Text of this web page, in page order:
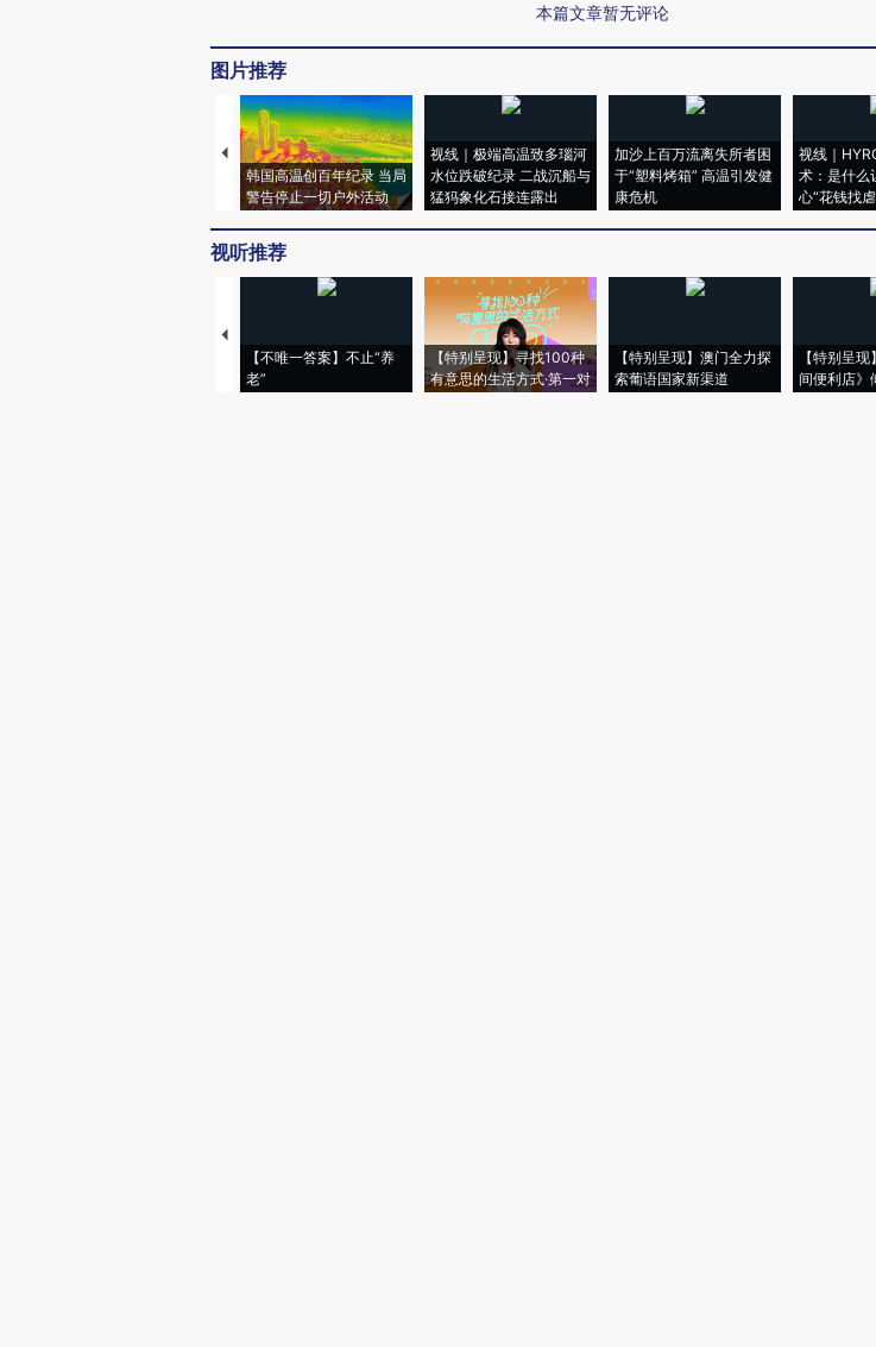
本篇文章暂无评论
图片推荐
韩国高温创百年纪录 当局
警告停止一切户外活动
视线｜极端高温致多瑙河
水位跌破纪录 二战沉船与
猛犸象化石接连露出
加沙上百万流离失所者困
于“塑料烤箱” 高温引发健
康危机
视线｜
术：是什么
心“花钱找虐
视听推荐
【不唯一答案】不止“养
老”
【特别呈现】寻找100种
有意思的生活方式·第一对
【特别呈现】澳门全力探
索葡语国家新渠道
【特别呈
间便利店》